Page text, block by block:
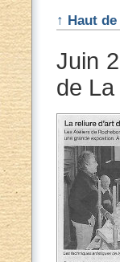
↑ Haut
Juin
de